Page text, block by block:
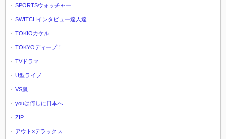
SPORTSウォッチャー
SWITCHインタビュー達人達
TOKIOカケル
TOKYOディープ！
TVドラマ
U型ライブ
VS嵐
youは何しに日本へ
ZIP
アウト×デラックス